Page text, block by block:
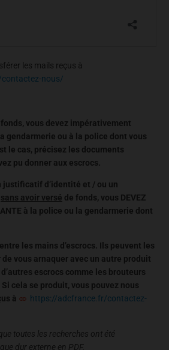
les mails reçus à
nous/
vous devez impérativement
gendarmerie ou à la police dont vous
le cas, précisez les documents
pu donner aux escrocs.
justificatif d’identité et / ou un
sans avoir versé de fonds, vous DEVEZ
à la police ou la gendarmerie dont
les mains d’escrocs. Ils peuvent les
vous arnaquer avec un autre produit
escrocs comme les brouteurs
cela se produit, vous pouvez nous
à
https://adcfrance.fr/contactez-
toutes les recherches ont été
dur externe en PDF.